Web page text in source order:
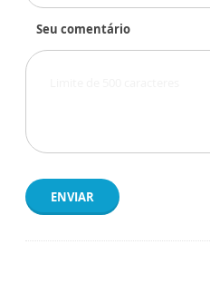
Seu comentário
ENVIAR